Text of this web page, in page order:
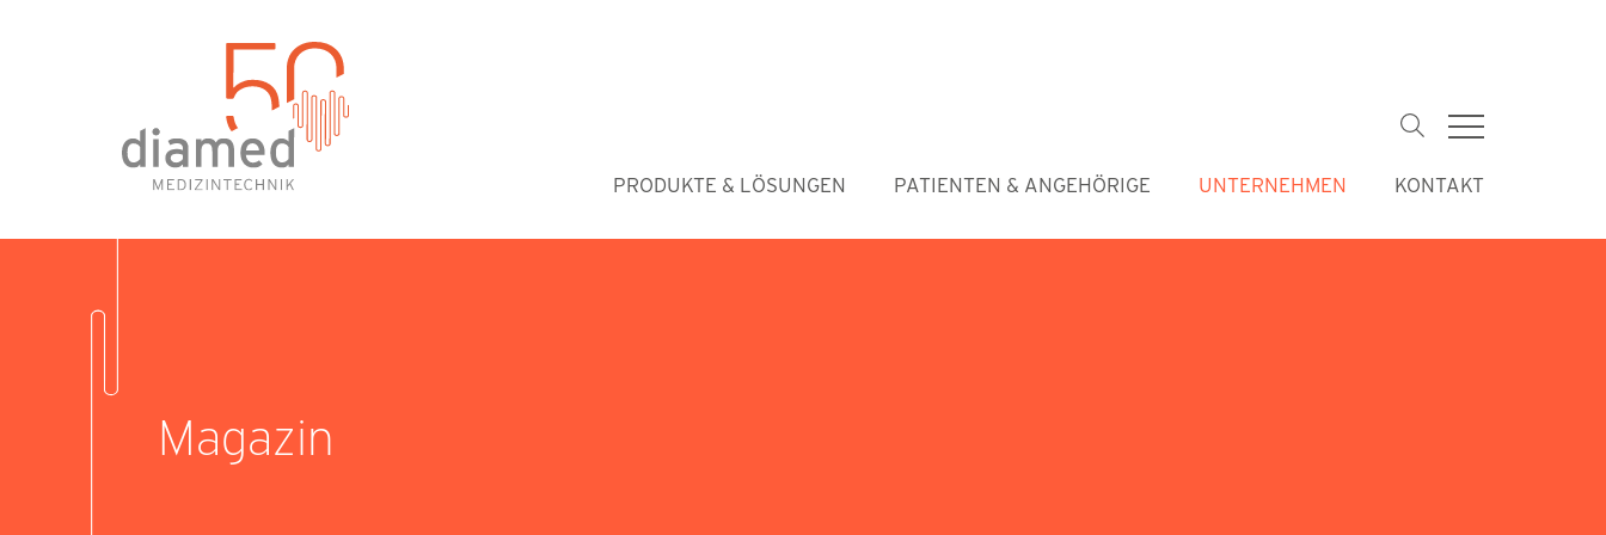
Suchbegriffe
PRODUKTE & LÖSUNGEN PATIENTEN & ANGEHÖRIGE UNTERNEHMEN KONTAKT
Magazin